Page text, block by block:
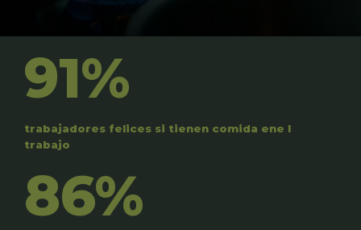
91%
trabajadores felices si tienen comida ene l
trabajo
86%